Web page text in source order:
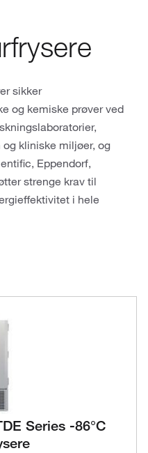
sikker
og kemiske prøver ved
kliniske miljøer, og
Eppendorf,
strenge krav til
i hele
Series -86°C